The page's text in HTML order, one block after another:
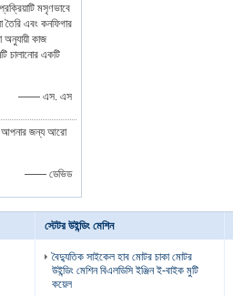
মসৃণভাবে
এবং কনফিগার
অনুযায়ী কাজ
চালানোর একটি
—— এস. এস
আপনার জন্য আরো
—— ডেভিড
স্টেটর উইন্ডিং মেশিন
বৈদ্যুতিক সাইকেল হাব মোটর চাকা মোটর
উইন্ডিং মেশিন বিএলডিসি ইঞ্জিন ই-বাইক মুটি
কয়েল